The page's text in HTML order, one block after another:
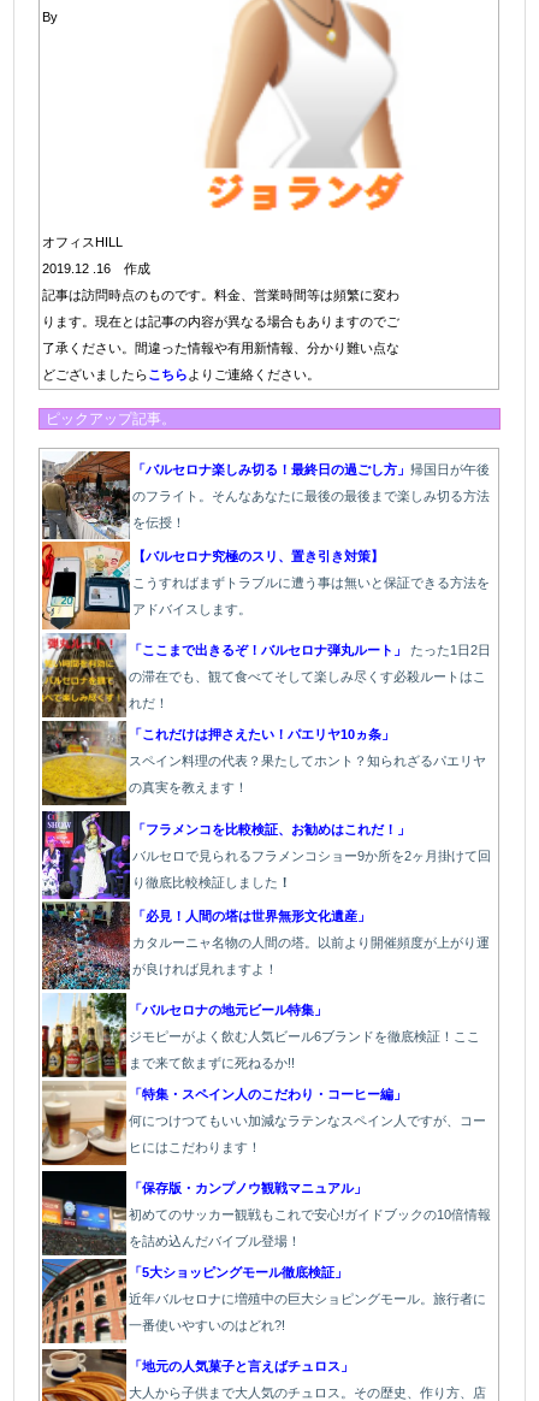
By
オフィスHILL
2019.12 .16 作成
記事は訪問時点のものです。料金、営業時間等は頻繁に変わ
ります。現在とは記事の内容が異なる場合もありますのでご
了承ください。間違った情報や有用新情報、分かり難い点な
どございましたらこちら よりご連絡ください。
ピックアップ記事。
「バルセロナ楽しみ切る！最終日の過ごし方」帰国日が午後
のフライト。そんなあなたに最後の最後まで楽しみ切る方法
を伝授！
【バルセロナ究極のスリ、置き引き対策】
こうすればまずトラブルに遭う事は無いと保証できる方法を
アドバイスします。
「ここまで出きるぞ！バルセロナ弾丸ルート」 たった1 日2日
の滞在でも、観て食べてそして楽しみ尽くす必殺ルートはこ
れだ！
「これだけは押さえたい！パエリヤ10ヵ条」
スペイン料理の代表？果たしてホント？知られざるパエリヤ
の真実を教えます！
「フラメンコを比較検証、お勧めはこれだ！」
バルセロで見られるフラメンコショー9か所を2ヶ月掛けて回
り徹底比較検証しました ！
「必見！人間の塔は世界無形文化遺産」
カタルーニャ名物の人間の塔。以前より開催頻度が上がり運
が良ければ見れますよ！
「バルセロナの地元ビール特集」
ジモピーがよく飲む人気ビール6ブランドを徹底検証！ここ
まで来て飲まずに死ねるか!!
「特集・スペイン人のこだわり・コーヒー編」
何につけつてもいい加減なラテンなスペイン人ですが、コー
ヒにはこだわります ！
「保存版・カンプノウ観戦マニュアル」
初めてのサッカー観戦もこれで安心!ガイドブックの10倍情報
を詰め込んだバイブル登場！
「5大ショッピングモール徹底検証」
近年バルセロナに増殖中の巨大ショピングモール。旅行者に
一番使いやすいのはどれ?!
「地元の人気菓子と言えばチュロス」
大人から子供まで大人気のチュロス。その歴史、作り方、店